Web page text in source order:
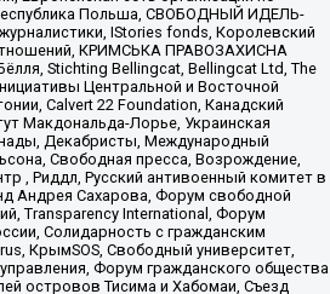
Польша, СВОБОДНЫЙ ИДЕЛЬ-
IStories fonds, Королевский
КРИМСЬКА ПРАВОЗАХИСНА
Stichting Bellingcat, Bellingcat Ltd, The
Центральной и Восточной
Calvert 22 Foundation, Канадский
Макдональда-Лорье, Украинская
Декабристы, Международный
Свободная пресса, Возрождение,
, Риддл, Русский антивоенный комитет в
Андрея Сахарова, Форум свободной
Transparеncy International, Форум
Солидарность с гражданским
КрымSOS, Свободный университет,
Форум гражданского общества
островов Тисима и Хабомаи, Съезд